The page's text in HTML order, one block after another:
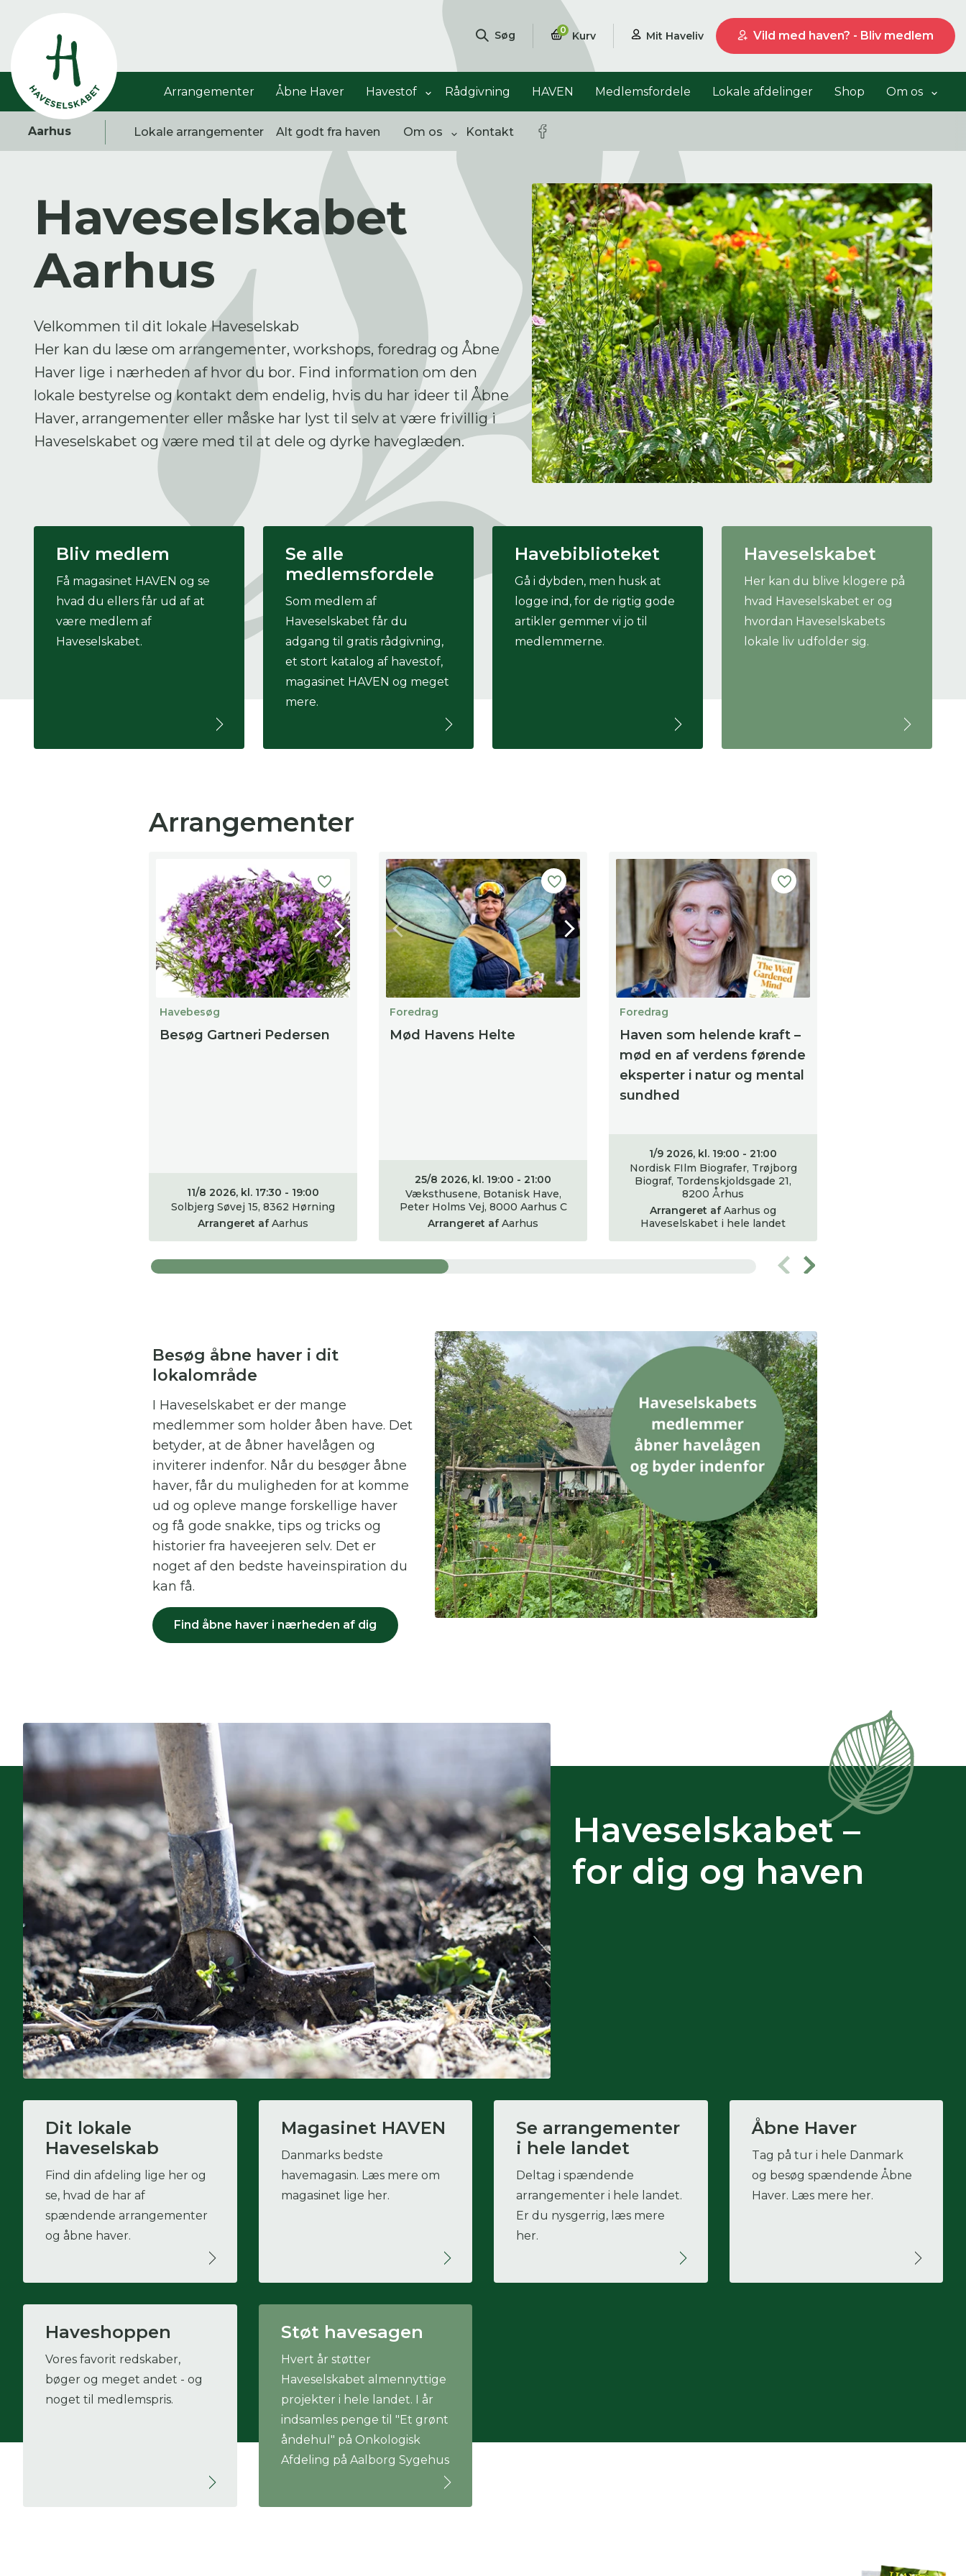
Søg 0 Kurv Mit Haveliv Vild med haven? - Bliv medlem
Arrangementer Åbne Haver Havestof Rådgivning HAVEN Medlemsfordele Lokale afdelinger Shop Om os
Aarhus Lokale arrangementer Alt godt fra haven Om os Kontakt
Vis alle Havestof Arrangementer
resultater
Åbne haver
resultater Liste visning
Du skal indtaste minimum 3 tegn for at se
resultater
Her kan du søge i hele vores katalog af artikler, arrangementer,
produkter og åbne haver.
Haveselskabet
Aarhus
Velkommen til dit lokale Haveselskab
Her kan du læse om arrangementer, workshops, foredrag og Åbne
Haver lige i nærheden af hvor du bor. Find information om den
lokale bestyrelse og kontakt dem endelig, hvis du har ideer til Åbne
Haver, arrangementer eller måske har lyst til selv at være frivillig i
Haveselskabet og være med til at dele og dyrke haveglæden.
Bliv medlem
Få magasinet HAVEN og se
hvad du ellers får ud af at
være medlem af
Haveselskabet.
Se alle
medlemsfordele
Som medlem af
Haveselskabet får du
adgang til gratis rådgivning,
et stort katalog af havestof,
magasinet HAVEN og meget
mere.
Havebiblioteket
Gå i dybden, men husk at
logge ind, for de rigtig gode
artikler gemmer vi jo til
medlemmerne.
Haveselskabet
Her kan du blive klogere på
hvad Haveselskabet er og
hvordan Haveselskabets
lokale liv udfolder sig.
Arrangementer
Havebesøg
Besøg Gartneri Pedersen
11/8 2026, kl. 17:30 - 19:00
Solbjerg Søvej 15, 8362 Hørning
Arrangeret af Aarhus
Foredrag
Mød Havens Helte
25/8 2026, kl. 19:00 - 21:00
Væksthusene, Botanisk Have,
Peter Holms Vej, 8000 Aarhus C
Arrangeret af Aarhus
Foredrag
Haven som helende kraft –
mød en af verdens førende
eksperter i natur og mental
sundhed
1/9 2026, kl. 19:00 - 21:00
Nordisk FIlm Biografer, Trøjborg
Biograf, Tordenskjoldsgade 21,
8200 Århus
Arrangeret af Aarhus og
Haveselskabet i hele landet
Besøg åbne haver i dit
lokalområde
I Haveselskabet er der mange
medlemmer som holder åben have. Det
betyder, at de åbner havelågen og
inviterer indenfor. Når du besøger åbne
haver, får du muligheden for at komme
ud og opleve mange forskellige haver
og få gode snakke, tips og tricks og
historier fra haveejeren selv. Det er
noget af den bedste haveinspiration du
kan få.
Find åbne haver i nærheden af dig
Haveselskabet –
for dig og haven
Dit lokale
Haveselskab
Find din afdeling lige her og
se, hvad de har af
spændende arrangementer
og åbne haver.
Magasinet HAVEN
Danmarks bedste
havemagasin. Læs mere om
magasinet lige her.
Se arrangementer
i hele landet
Deltag i spændende
arrangementer i hele landet.
Er du nysgerrig, læs mere
her.
Åbne Haver
Tag på tur i hele Danmark
og besøg spændende Åbne
Haver. Læs mere her.
Haveshoppen
Vores favorit redskaber,
bøger og meget andet - og
noget til medlemspris.
Støt havesagen
Hvert år støtter
Haveselskabet almennyttige
projekter i hele landet. I år
indsamles penge til "Et grønt
åndehul" på Onkologisk
Afdeling på Aalborg Sygehus